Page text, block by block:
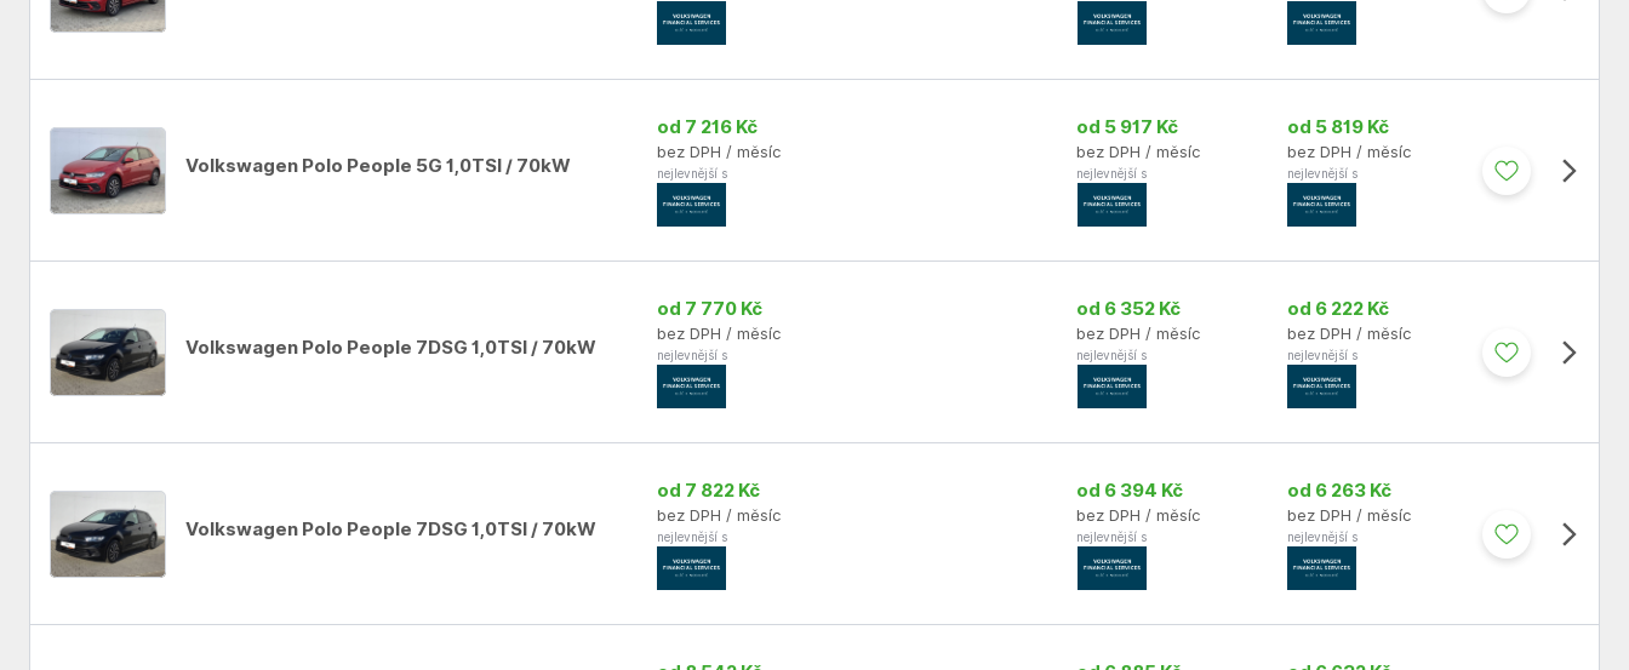
Volkswagen Polo People 5G 1,0TSI / 70kW
od 7 216 Kč
bez DPH / měsíc
nejlevnější s
od 5 917 Kč
bez DPH / měsíc
nejlevnější s
od 5 819 Kč
bez DPH / měsíc
nejlevnější s
Volkswagen Polo People 7DSG 1,0TSI / 70kW
od 7 770 Kč
bez DPH / měsíc
nejlevnější s
od 6 352 Kč
bez DPH / měsíc
nejlevnější s
od 6 222 Kč
bez DPH / měsíc
nejlevnější s
Volkswagen Polo People 7DSG 1,0TSI / 70kW
od 7 822 Kč
bez DPH / měsíc
nejlevnější s
od 6 394 Kč
bez DPH / měsíc
nejlevnější s
od 6 263 Kč
bez DPH / měsíc
nejlevnější s